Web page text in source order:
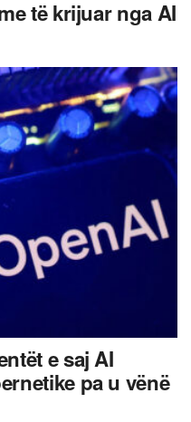
të krijuar nga AI
e saj AI
pa u vënë